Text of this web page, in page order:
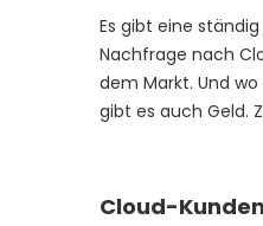
Es gibt eine
Nachfrage nach
dem Markt. Und
gibt es auch Geld.
Cloud-